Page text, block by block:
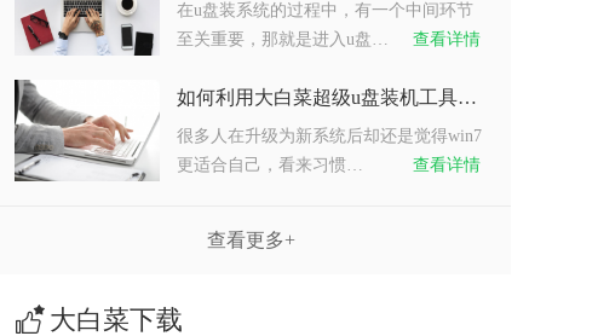
在u盘装系统的过程中，有一个中间环节
至关重要，那就是进入u盘…
查看详情
如何利用大白菜超级u盘装机工具重装系统win7？
很多人在升级为新系统后却还是觉得win7
更适合自己，看来习惯…
查看详情
查看更多+
大白菜下载